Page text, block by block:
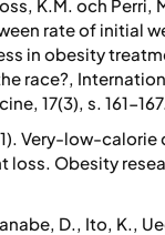
K.M. och Perri,
rate of initial
in obesity
race?,
17(3), s. 161-167.
Very-low-calorie
loss. Obesity
D., Ito, K.,